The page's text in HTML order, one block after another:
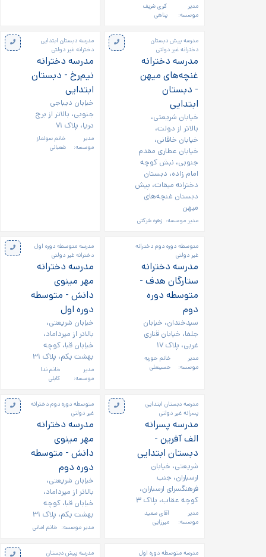
مدیر
موسسه:
کبری شریف
پناهی
مدرسه پیش دبستان
دخترانه غیر دولتی
مدرسه دخترانه
غنچه‌های میهن
- دبستان
ابتدایی
خیابان شریعتی،
بالاتر از دولت،
خیابان خاقانی،
خیابان عطاری مقدم
جنوبی، نبش کوچه
امام زاده، دبستان
دخترانه میقات، پیش
دبستان غنچه‌های
میهن
مدیر موسسه: زهره شرکتی
مدرسه دبستان ابتدایی
دخترانه غیر دولتی
مدرسه دخترانه
نیم‌رخ - دبستان
ابتدایی
خیابان دیباجی
جنوبی، بالاتر از برج
دریا، پلاک ۷۱
مدیر
موسسه:
خانم سولماز
شعبانی
متوسطه دوره دوم دخترانه
غیر دولتی
مدرسه دخترانه
ستارگان هدف -
متوسطه دوره
دوم
سیدخندان، خیابان
جلفا، خیابان قناری
غربی، پلاک ۱۷
مدیر
موسسه:
خانم حوریه
حسینعلی
مدرسه متوسطه دوره اول
دخترانه غیر دولتی
مدرسه دخترانه
مهر مینوی
دانش - متوسطه
دوره اول
خیابان شریعتی،
بالاتر از میرداماد،
خیابان قبا، کوچه
بهشت یکم، پلاک ۳۱
مدیر
موسسه:
خانم ندا
کابلی
مدرسه دبستان ابتدایی
پسرانه غیر دولتی
مدرسه پسرانه
الف آفرین -
دبستان ابتدایی
شریعتی، خیابان
ارسباران، جنب
فرهنگسرای ارسباران،
کوچه عقاب، پلاک ۳
مدیر
موسسه:
آقای سعید
میرزایی
متوسطه دوره دوم دخترانه
غیر دولتی
مدرسه دخترانه
مهر مینوی
دانش - متوسطه
دوره دوم
خیابان شریعتی،
بالاتر از میرداماد،
خیابان قبا، کوچه
بهشت یکم، پلاک ۳۱
مدیر موسسه: خانم امانی
مدرسه متوسطه دوره اول
مدرسه پیش دبستان